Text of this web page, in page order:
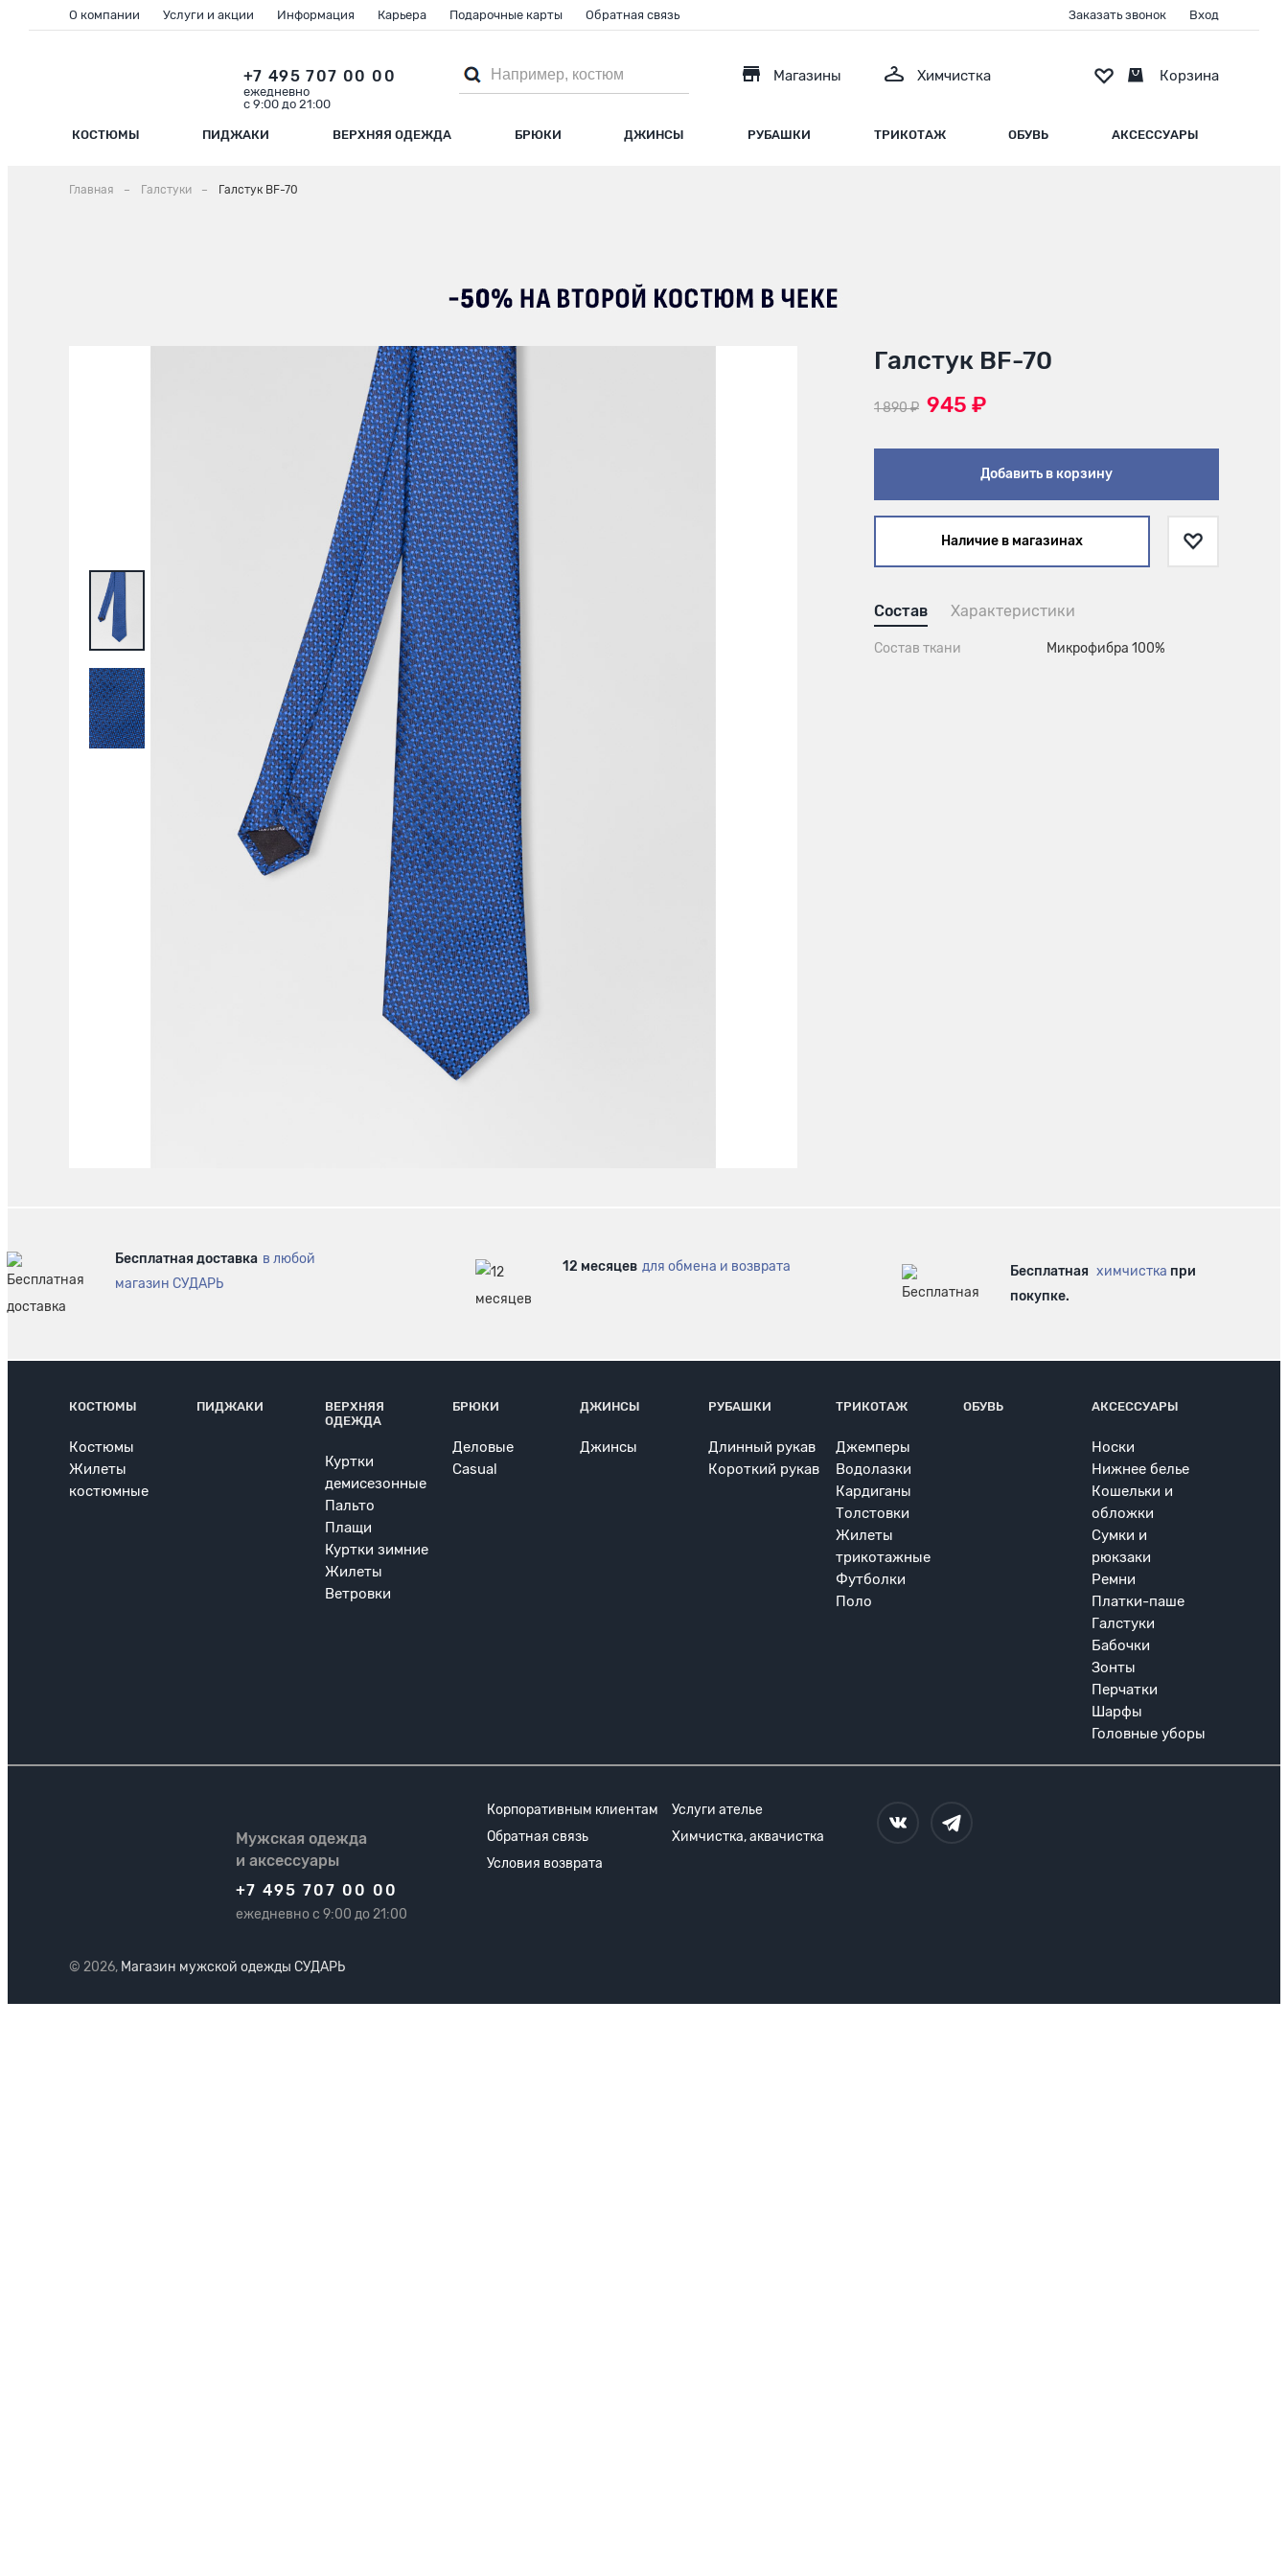
КОСТЮМЫ ПИДЖАКИ ВЕРХНЯЯ ОДЕЖДА БРЮКИ ДЖИНСЫ РУБАШКИ ТРИКОТАЖ ОБУВЬ АКСЕССУАРЫ
+7 495 707 00 00
ежедневно
с 9:00 до 21:00
Магазины Химчистка
О компании Услуги и акции Информация Карьера Подарочные карты Обратная связь Заказать звонок Вход
Корзина
Главная Галстуки Галстук BF-70
Галстук BF-70
1 890 ₽ 945 ₽
Добавить в корзину
Наличие в магазинах
Состав Характеристики
Состав ткани Микрофибра 100%
Бесплатная доставка в любой
магазин СУДАРЬ
12 месяцев для обмена и возврата Бесплатная химчистка при
покупке.
КОСТЮМЫ
Костюмы
Жилеты
костюмные
ПИДЖАКИ
ВЕРХНЯЯ
ОДЕЖДА
Куртки
демисезонные
Пальто
Плащи
Куртки зимние
Жилеты
Ветровки
БРЮКИ
Деловые
Casual
ДЖИНСЫ
Джинсы
РУБАШКИ
Длинный рукав
Короткий рукав
ТРИКОТАЖ
Джемперы
Водолазки
Кардиганы
Толстовки
Жилеты
трикотажные
Футболки
Поло
ОБУВЬ АКСЕССУАРЫ
Носки
Нижнее белье
Кошельки и
обложки
Сумки и
рюкзаки
Ремни
Платки-паше
Галстуки
Бабочки
Зонты
Перчатки
Шарфы
Головные уборы
Мужская одежда
и аксессуары
+7 495 707 00 00
ежедневно с 9:00 до 21:00
Корпоративным клиентам
Услуги ателье
Обратная связь
Химчистка, аквачистка
Условия возврата
© 2026, Магазин мужской одежды СУДАРЬ